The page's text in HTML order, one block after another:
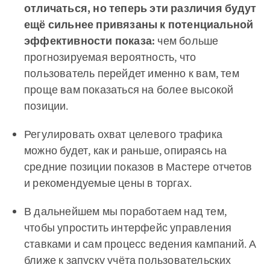
отличаться, но теперь эти различия будут
ещё сильнее привязаны к потенциальной
эффективности показа: чем больше
прогнозируемая вероятность, что
пользователь перейдет именно к вам, тем
проще вам показаться на более высокой
позиции.
Регулировать охват целевого трафика
можно будет, как и раньше, опираясь на
средние позиции показов в Мастере отчетов
и рекомендуемые цены в торгах.
В дальнейшем мы поработаем над тем,
чтобы упростить интерфейс управления
ставками и сам процесс ведения кампаний. А
ближе к запуску учёта пользовательских